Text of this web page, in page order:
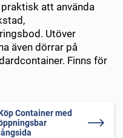
att använda
Utöver
även dörrar på
Finns för
Container med
långsida